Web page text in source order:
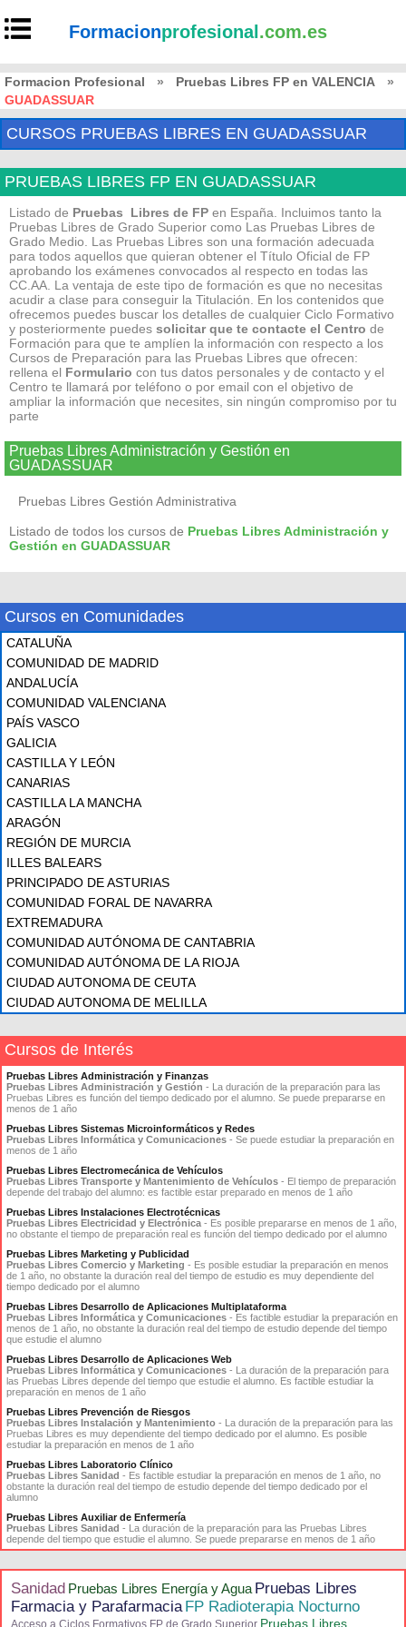
Formacionprofesional .com.es
Formacion Profesional » Pruebas Libres FP en VALENCIA
»
GUADASSUAR
CURSOS PRUEBAS LIBRES EN GUADASSUAR
PRUEBAS LIBRES FP EN GUADASSUAR
Listado de Pruebas Libres de FP en España. Incluimos tanto la
Pruebas Libres de Grado Superior como Las Pruebas Libres de
Grado Medio. Las Pruebas Libres son una formación adecuada
para todos aquellos que quieran obtener el Título Oficial de FP
aprobando los exámenes convocados al respecto en todas las
CC.AA. La ventaja de este tipo de formación es que no necesitas
acudir a clase para conseguir la Titulación. En los contenidos que
ofrecemos puedes buscar los detalles de cualquier Ciclo Formativo
y posteriormente puedes solicitar que te contacte el Centro de
Formación para que te amplíen la información con respecto a los
Cursos de Preparación para las Pruebas Libres que ofrecen:
rellena el Formulario con tus datos personales y de contacto y el
Centro te llamará por teléfono o por email con el objetivo de
ampliar la información que necesites, sin ningún compromiso por tu
parte
Pruebas Libres Administración y Gestión en
GUADASSUAR
Pruebas Libres Gestión Administrativa
Listado de todos los cursos de Pruebas Libres Administración y
Gestión en GUADASSUAR
Cursos en Comunidades
CATALUÑA
COMUNIDAD DE MADRID
ANDALUCÍA
COMUNIDAD VALENCIANA
PAÍS VASCO
GALICIA
CASTILLA Y LEÓN
CANARIAS
CASTILLA LA MANCHA
ARAGÓN
REGIÓN DE MURCIA
ILLES BALEARS
PRINCIPADO DE ASTURIAS
COMUNIDAD FORAL DE NAVARRA
EXTREMADURA
COMUNIDAD AUTÓNOMA DE CANTABRIA
COMUNIDAD AUTÓNOMA DE LA RIOJA
CIUDAD AUTONOMA DE CEUTA
CIUDAD AUTONOMA DE MELILLA
Cursos de Interés
Pruebas Libres Administración y Finanzas
Pruebas Libres Administración y Gestión - La duración de la preparación para las
Pruebas Libres es función del tiempo dedicado por el alumno. Se puede prepararse en
menos de 1 año
Pruebas Libres Sistemas Microinformáticos y Redes
Pruebas Libres Informática y Comunicaciones - Se puede estudiar la preparación en
menos de 1 año
Pruebas Libres Electromecánica de Vehículos
Pruebas Libres Transporte y Mantenimiento de Vehículos - El tiempo de preparación
depende del trabajo del alumno: es factible estar preparado en menos de 1 año
Pruebas Libres Instalaciones Electrotécnicas
Pruebas Libres Electricidad y Electrónica - Es posible prepararse en menos de 1 año,
no obstante el tiempo de preparación real es función del tiempo dedicado por el alumno
Pruebas Libres Marketing y Publicidad
Pruebas Libres Comercio y Marketing - Es posible estudiar la preparación en menos
de 1 año, no obstante la duración real del tiempo de estudio es muy dependiente del
tiempo dedicado por el alumno
Pruebas Libres Desarrollo de Aplicaciones Multiplataforma
Pruebas Libres Informática y Comunicaciones - Es factible estudiar la preparación en
menos de 1 año, no obstante la duración real del tiempo de estudio depende del tiempo
que estudie el alumno
Pruebas Libres Desarrollo de Aplicaciones Web
Pruebas Libres Informática y Comunicaciones - La duración de la preparación para
las Pruebas Libres depende del tiempo que estudie el alumno. Es factible estudiar la
preparación en menos de 1 año
Pruebas Libres Prevención de Riesgos
Pruebas Libres Instalación y Mantenimiento - La duración de la preparación para las
Pruebas Libres es muy dependiente del tiempo dedicado por el alumno. Es posible
estudiar la preparación en menos de 1 año
Pruebas Libres Laboratorio Clínico
Pruebas Libres Sanidad - Es factible estudiar la preparación en menos de 1 año, no
obstante la duración real del tiempo de estudio depende del tiempo dedicado por el
alumno
Pruebas Libres Auxiliar de Enfermería
Pruebas Libres Sanidad - La duración de la preparación para las Pruebas Libres
depende del tiempo que estudie el alumno. Se puede prepararse en menos de 1 año
Sanidad Pruebas Libres Energía y Agua Pruebas Libres
Farmacia y Parafarmacia FP Radioterapia Nocturno
Acceso a Ciclos Formativos FP de Grado Superior Pruebas Libres